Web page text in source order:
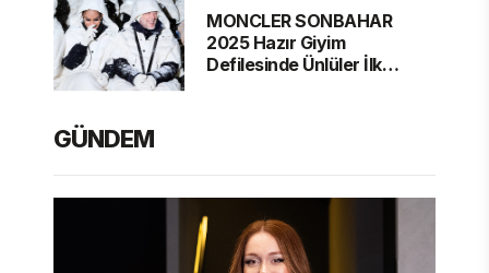
MONCLER SONBAHAR
2025 Hazır Giyim
Defilesinde Ünlüler İlk
GÜNDEM